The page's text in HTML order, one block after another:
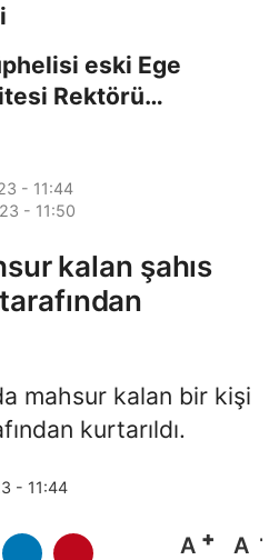
eski Ege
Rektörü
- 11:44
- 11:50
kalan şahıs
mahsur kalan bir kişi
kurtarıldı.
- 11:44
A A